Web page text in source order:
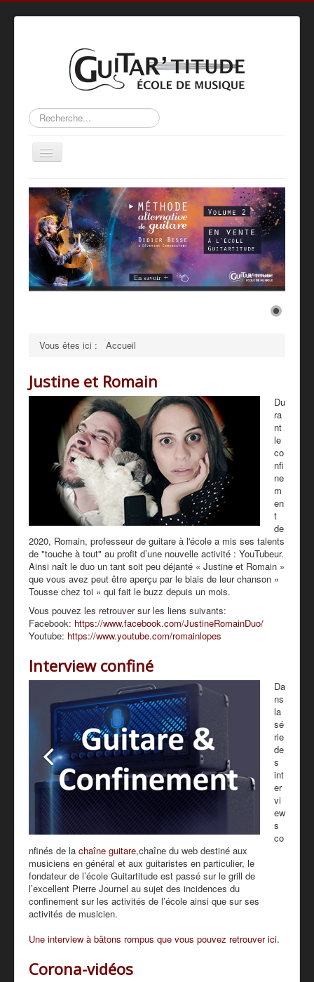
Rechercher
Basculer
la
Accueil
L’ÉCOLE
ACTIVITÉS
MÉTHODE
PROFS
TARIFS - BOUTIQUE
Vous êtes ici : Accueil
Justine et Romain
Du
ra
nt
le
co
nfi
ne
m
en
t
de
2020, Romain, professeur de guitare à l'école a mis ses talents
de "touche à tout" au profit d’une nouvelle activité : YouTubeur.
Ainsi naît le duo un tant soit peu déjanté « Justine et Romain »
que vous avez peut être aperçu par le biais de leur chanson «
Tousse chez toi » qui fait le buzz depuis un mois.
Vous pouvez les retrouver sur les liens suivants:
Facebook: https://www.facebook.com/JustineRomainDuo/
Youtube: https://www.youtube.com/romainlopes
Interview confiné
Da
ns
la
sé
rie
de
s
int
er
vi
ew
s
co
nfinés de la chaîne guitare,chaîne du web destiné aux
musiciens en général et aux guitaristes en particulier, le
fondateur de l’école Guitartitude est passé sur le grill de
l’excellent Pierre Journel au sujet des incidences du
confinement sur les activités de l’école ainsi que sur ses
activités de musicien.
Une interview à bâtons rompus que vous pouvez retrouver ici.
Corona-vidéos